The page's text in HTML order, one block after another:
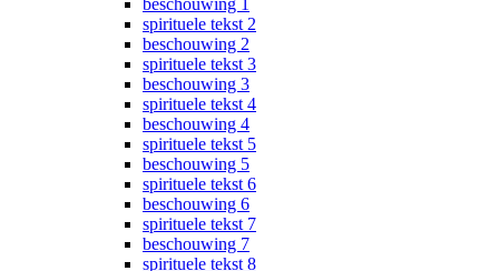
spirituele tekst 2
beschouwing 2
spirituele tekst 3
beschouwing 3
spirituele tekst 4
beschouwing 4
spirituele tekst 5
beschouwing 5
spirituele tekst 6
beschouwing 6
spirituele tekst 7
beschouwing 7
spirituele tekst 8